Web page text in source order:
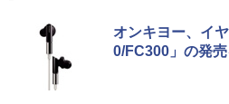
オンキヨー、イ
0/FC300」の発